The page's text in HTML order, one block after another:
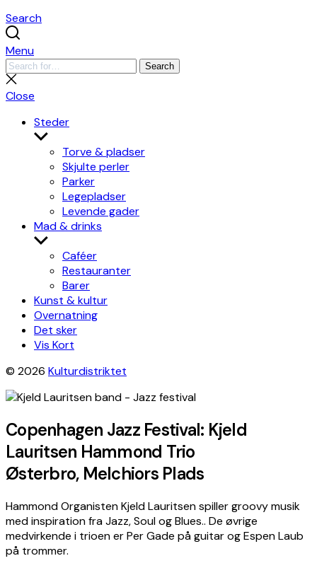
Search
Menu
Search
for:
Search
Close
search
Close
Steder
Show
sub
menu
Torve & pladser
Skjulte perler
Parker
Legepladser
Levende gader
Mad & drinks
Show
sub
menu
Caféer
Restauranter
Barer
Kunst & kultur
Overnatning
Det sker
Vis Kort
© 2026 Kulturdistriktet
Copenhagen Jazz Festival: Kjeld
Lauritsen Hammond Trio
Østerbro, Melchiors Plads
Hammond Organisten Kjeld Lauritsen spiller groovy musik
med inspiration fra Jazz, Soul og Blues.. De øvrige
medvirkende i trioen er Per Gade på guitar og Espen Laub
på trommer.